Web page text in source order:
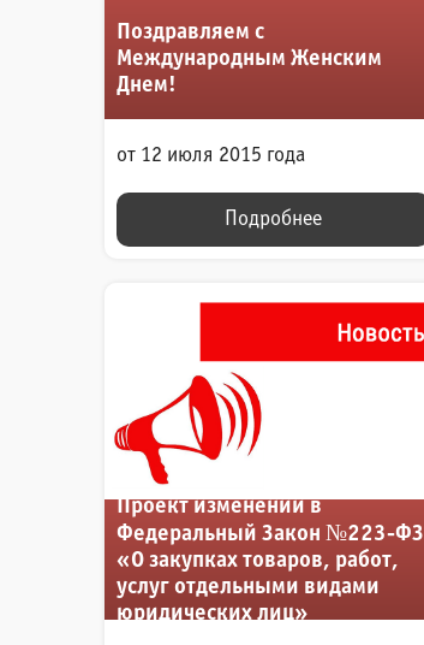
Поздравляем с
Международным Женским
Днем!
от 12 июля 2015 года
Подробнее
Проект изменений в
Федеральный Закон №223-ФЗ
«О закупках товаров, работ,
услуг отдельными видами
юридических лиц»